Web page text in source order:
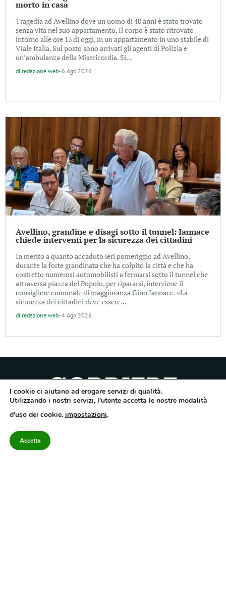
morto in casa
Tragedia ad Avellino dove un uomo di 40 anni è stato trovato
senza vita nel suo appartamento. Il corpo è stato ritrovato
intorno alle ore 13 di oggi, in un appartamento in uno stabile di
Viale Italia. Sul posto sono arrivati gli agenti di Polizia e
un’ambulanza della Misericordia. Si...
di redazione web-6 Ago 2026
Avellino, grandine e disagi sotto il tunnel: Iannace
chiede interventi per la sicurezza dei cittadini
In merito a quanto accaduto ieri pomeriggio ad Avellino,
durante la forte grandinata che ha colpito la città e che ha
costretto numerosi automobilisti a fermarsi sotto il tunnel che
attraversa piazza del Popolo, per ripararsi, interviene il
consigliere comunale di maggioranza Gino Iannace. «La
sicurezza dei cittadini deve essere...
di redazione web-4 Ago 2026
10/9/2012. Iscritto nel Registro Operatori di Comunicazione al n.7671
Avellino – Cap.Soc. 20.000 € – REA 187346 – PI/CF. Reg. naz. stampa 10218/99
I cookie ci aiutano ad erogare servizi di qualità.
Utilizzando i nostri servizi, l'utente accetta le nostre modalità
d'uso dei cookie. impostazioni.
Accetta